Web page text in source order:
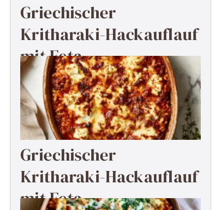
Griechischer
Kritharaki-Hackauflauf
mit Feta
Griechischer
Kritharaki-Hackauflauf
mit Feta